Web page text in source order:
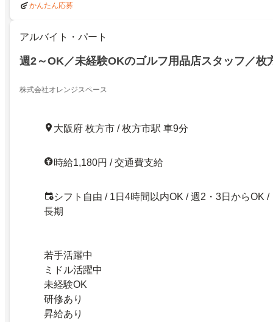
かんたん応募
アルバイト・パート
週2～OK／未経験OKのゴルフ用品店スタッフ／枚
株式会社オレンジスペース
大阪府 枚方市 / 枚方市駅 車9分
時給1,180円 / 交通費支給
シフト自由 / 1日4時間以内OK / 週2・3日からOK /
長期
若手活躍中
ミドル活躍中
未経験OK
研修あり
昇給あり